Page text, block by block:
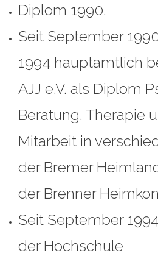
Diplom 1990.
Seit September
1994 hauptamtlich
AJJ e.V. als Diplom
Beratung, Therapie
Mitarbeit in
der Bremer
der Brenner
Seit September
der Hochschule